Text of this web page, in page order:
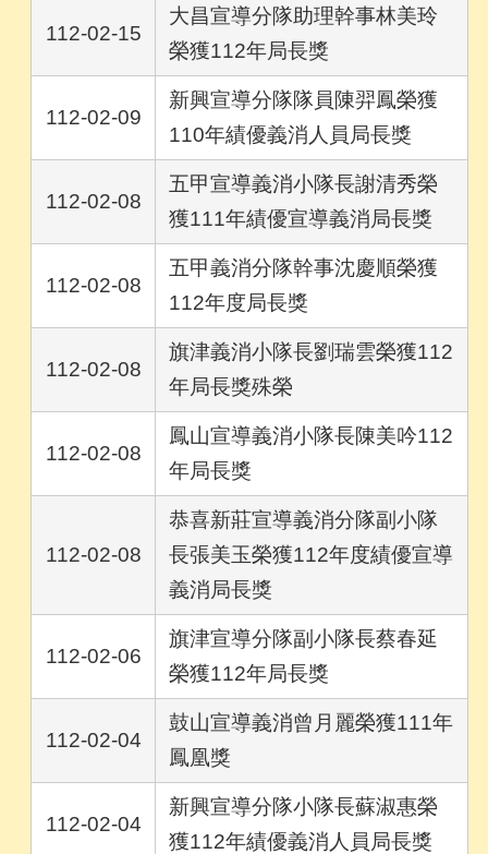
112-02-15
大昌宣導分隊助理幹事林美玲
榮獲112年局長獎
112-02-09
新興宣導分隊隊員陳羿鳳榮獲
110年績優義消人員局長獎
112-02-08
五甲宣導義消小隊長謝清秀榮
獲111年績優宣導義消局長獎
112-02-08
五甲義消分隊幹事沈慶順榮獲
112年度局長獎
112-02-08
旗津義消小隊長劉瑞雲榮獲112
年局長獎殊榮
112-02-08
鳳山宣導義消小隊長陳美吟112
年局長獎
112-02-08
恭喜新莊宣導義消分隊副小隊
長張美玉榮獲112年度績優宣導
義消局長獎
112-02-06
旗津宣導分隊副小隊長蔡春延
榮獲112年局長獎
112-02-04
鼓山宣導義消曾月麗榮獲111年
鳳凰獎
112-02-04
新興宣導分隊小隊長蘇淑惠榮
獲112年績優義消人員局長獎